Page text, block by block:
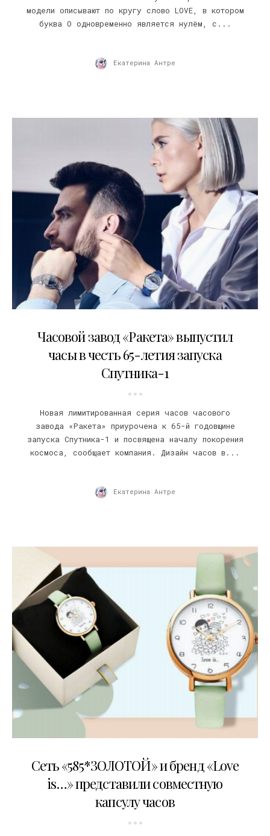
модели описывают по кругу слово LOVE, в котором
буква O одновременно является нулём, с...
Екатерина Антре
Часовой завод «Ракета» выпустил
часы в честь 65-летия запуска
Спутника-1
Новая лимитированная серия часов часового
завода «Ракета» приурочена к 65-й годовщине
запуска Спутника-1 и посвящена началу покорения
космоса, сообщает компания. Дизайн часов в...
Екатерина Антре
Сеть «585*ЗОЛОТОЙ» и бренд «Love
is…» представили совместную
капсулу часов